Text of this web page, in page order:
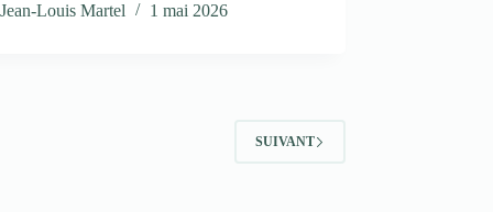
Jean-Louis Martel
1 mai 2026
SUIVANT